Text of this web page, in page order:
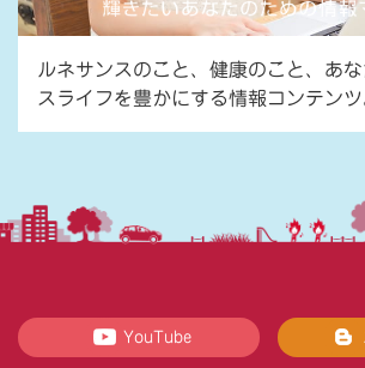
ルネサンスのこと、健康のこと、あ
スライフを豊かにする情報コンテンツ
YouTube